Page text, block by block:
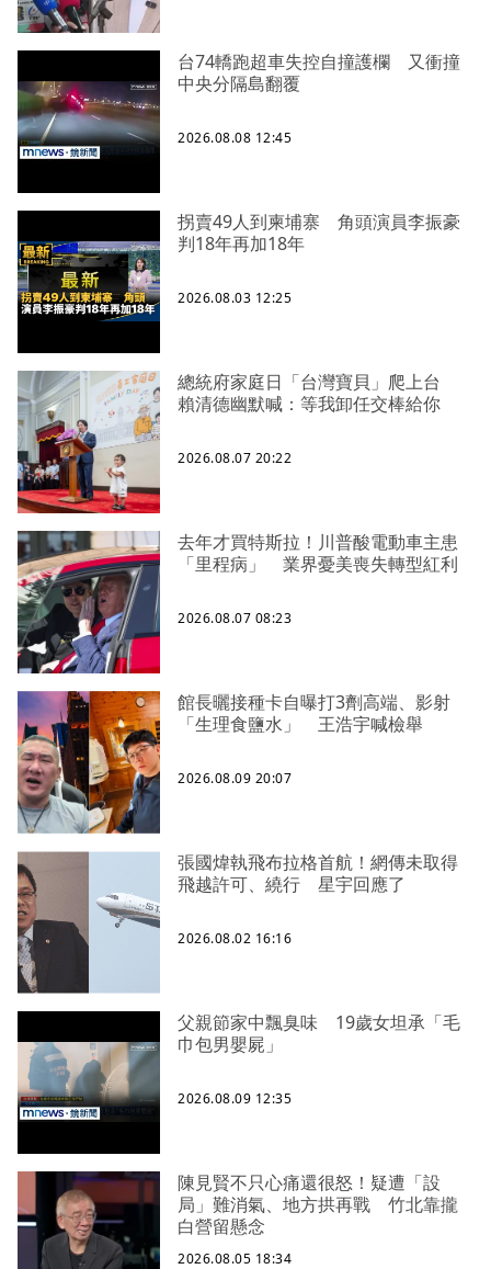
台74轎跑超車失控自撞護欄 又衝撞
中央分隔島翻覆
2026.08.08 12:45
拐賣49人到柬埔寨 角頭演員李振豪
判18年再加18年
2026.08.03 12:25
總統府家庭日「台灣寶貝」爬上台
賴清德幽默喊：等我卸任交棒給你
2026.08.07 20:22
去年才買特斯拉！川普酸電動車主患
「里程病」 業界憂美喪失轉型紅利
2026.08.07 08:23
館長曬接種卡自曝打3劑高端、影射
「生理食鹽水」 王浩宇喊檢舉
2026.08.09 20:07
張國煒執飛布拉格首航！網傳未取得
飛越許可、繞行 星宇回應了
2026.08.02 16:16
父親節家中飄臭味 19歲女坦承「毛
巾包男嬰屍」
2026.08.09 12:35
陳見賢不只心痛還很怒！疑遭「設
局」難消氣、地方拱再戰 竹北靠攏
白營留懸念
2026.08.05 18:34